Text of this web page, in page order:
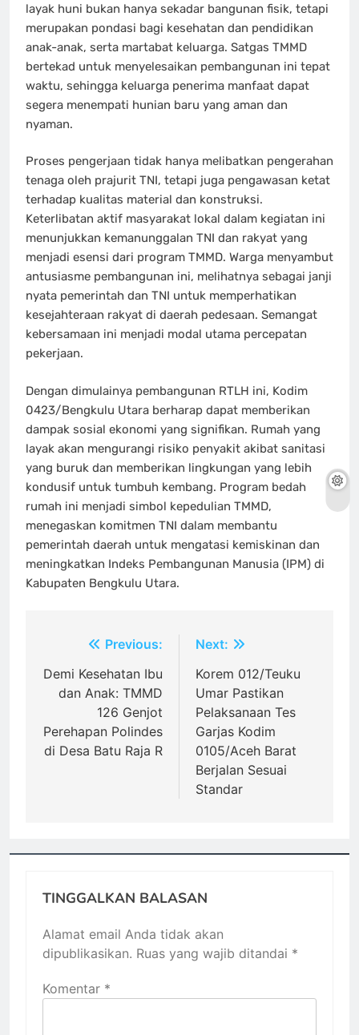
layak huni bukan hanya sekadar bangunan fisik, tetapi
merupakan pondasi bagi kesehatan dan pendidikan
anak-anak, serta martabat keluarga. Satgas TMMD
bertekad untuk menyelesaikan pembangunan ini tepat
waktu, sehingga keluarga penerima manfaat dapat
segera menempati hunian baru yang aman dan
nyaman.
Proses pengerjaan tidak hanya melibatkan pengerahan
tenaga oleh prajurit TNI, tetapi juga pengawasan ketat
terhadap kualitas material dan konstruksi.
Keterlibatan aktif masyarakat lokal dalam kegiatan ini
menunjukkan kemanunggalan TNI dan rakyat yang
menjadi esensi dari program TMMD. Warga menyambut
antusiasme pembangunan ini, melihatnya sebagai janji
nyata pemerintah dan TNI untuk memperhatikan
kesejahteraan rakyat di daerah pedesaan. Semangat
kebersamaan ini menjadi modal utama percepatan
pekerjaan.
Dengan dimulainya pembangunan RTLH ini, Kodim
0423/Bengkulu Utara berharap dapat memberikan
dampak sosial ekonomi yang signifikan. Rumah yang
layak akan mengurangi risiko penyakit akibat sanitasi
yang buruk dan memberikan lingkungan yang lebih
kondusif untuk tumbuh kembang. Program bedah
rumah ini menjadi simbol kepedulian TMMD,
menegaskan komitmen TNI dalam membantu
pemerintah daerah untuk mengatasi kemiskinan dan
meningkatkan Indeks Pembangunan Manusia (IPM) di
Kabupaten Bengkulu Utara.
Navigasi
pos
Previous:
Demi Kesehatan Ibu
dan Anak: TMMD
126 Genjot
Perehapan Polindes
di Desa Batu Raja R
Next:
Korem 012/Teuku
Umar Pastikan
Pelaksanaan Tes
Garjas Kodim
0105/Aceh Barat
Berjalan Sesuai
Standar
TINGGALKAN BALASAN
Alamat email Anda tidak akan
dipublikasikan. Ruas yang wajib ditandai *
Komentar *